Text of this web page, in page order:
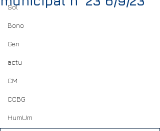
Sol
Bono
Gen
actu
CM
CCBG
HumUm